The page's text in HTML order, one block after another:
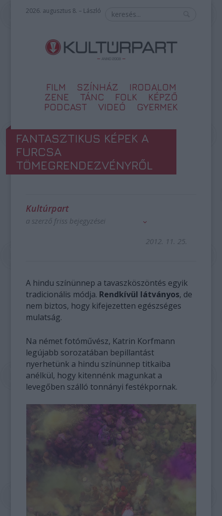
2026. augusztus 8. – László
FILM SZÍNHÁZ
IRODALOM
ZENE
TÁNC FOLK
KÉPZŐ
PODCAST
VIDEÓ GYERMEK
FANTASZTIKUS KÉPEK A
FURCSA
TÖMEGRENDEZVÉNYRŐL
Kultúrpart
a szerző friss bejegyzései
2012. 11. 25.
A hindu színünnep a tavaszköszöntés egyik
tradicionális módja. Rendkívül látványos, de
nem biztos, hogy kifejezetten egészséges
mulatság.
Na német fotóművész, Katrin Korfmann
legújabb sorozatában bepillantást
nyerhetünk a hindu színünnep titkaiba
anélkül, hogy kitennénk magunkat a
levegőben szálló tonnányi festékpornak.